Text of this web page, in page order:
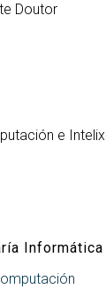
Doutor
e
Informática